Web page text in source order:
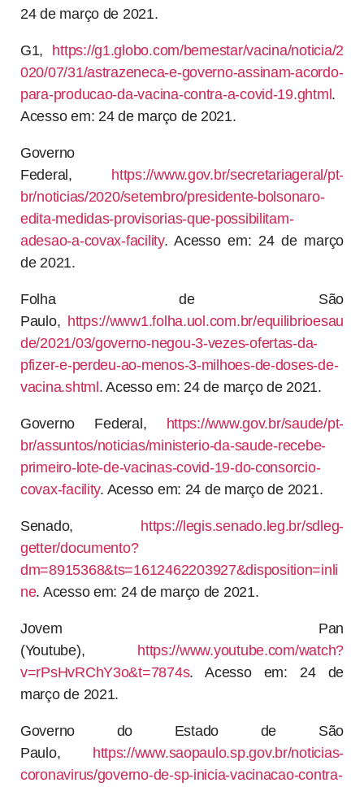
24 de março de 2021.
G1, https://g1.globo.com/bemestar/vacina/noticia/2
020/07/31/astrazeneca-e-governo-assinam-acordo-
para-producao-da-vacina-contra-a-covid-19.ghtml.
Acesso em: 24 de março de 2021.
Governo
Federal, https://www.gov.br/secretariageral/pt-
br/noticias/2020/setembro/presidente-bolsonaro-
edita-medidas-provisorias-que-possibilitam-
adesao-a-covax-facility. Acesso em: 24 de março
de 2021.
Folha de São
Paulo, https://www1.folha.uol.com.br/equilibrioesau
de/2021/03/governo-negou-3-vezes-ofertas-da-
pfizer-e-perdeu-ao-menos-3-milhoes-de-doses-de-
vacina.shtml. Acesso em: 24 de março de 2021.
Governo Federal, https://www.gov.br/saude/pt-
br/assuntos/noticias/ministerio-da-saude-recebe-
primeiro-lote-de-vacinas-covid-19-do-consorcio-
covax-facility. Acesso em: 24 de março de 2021.
Senado, https://legis.senado.leg.br/sdleg-
getter/documento?
dm=8915368&ts=1612462203927&disposition=inli
ne. Acesso em: 24 de março de 2021.
Jovem Pan
(Youtube), https://www.youtube.com/watch?
v=rPsHvRChY3o&t=7874s. Acesso em: 24 de
março de 2021.
Governo do Estado de São
Paulo, https://www.saopaulo.sp.gov.br/noticias-
coronavirus/governo-de-sp-inicia-vacinacao-contra-